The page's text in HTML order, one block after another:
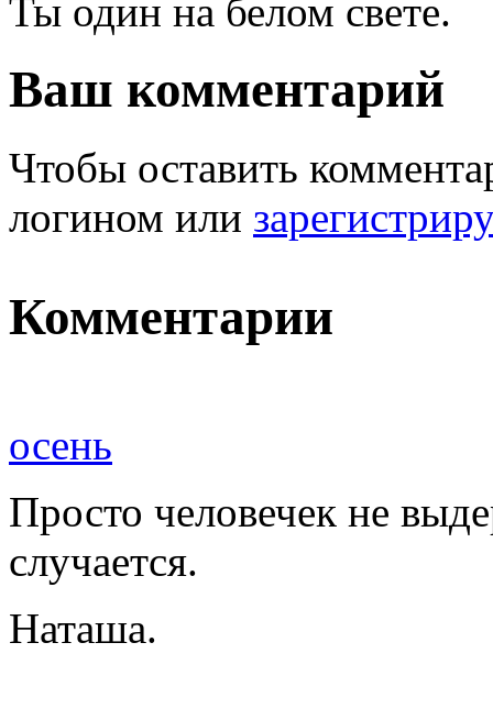
Ты один на белом свете.
Ваш комментарий
Чтобы оставить
логином или
Комментарии
осень
Просто человечек не
случается.
Наташа.